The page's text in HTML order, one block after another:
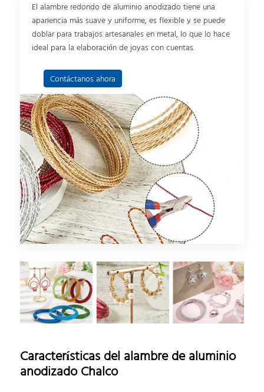
El alambre redondo de aluminio anodizado tiene una
apariencia más suave y uniforme, es flexible y se puede
doblar para trabajos artesanales en metal, lo que lo hace
ideal para la elaboración de joyas con cuentas.
Contáctanos ahora
Características del alambre de aluminio
anodizado Chalco